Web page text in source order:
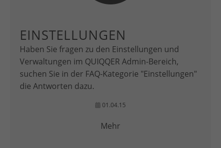
EINSTELLUNGEN
Haben Sie fragen zu den Einstellungen und
Verwaltungen im QUIQQER Admin-Bereich,
suchen Sie in der FAQ-Kategorie "Einstellungen"
die Antworten dazu.
01.04.15
Mehr